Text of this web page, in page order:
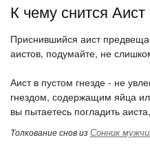
К чему снится Аист
Приснившийся аист
аистов, подумайте, не
Аист в пустом гнезде - не
гнездом, содержащим яйца
вы пытаетесь погладить
Толкование снов изСонник